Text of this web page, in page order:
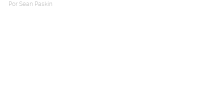
Por Sean Paskin